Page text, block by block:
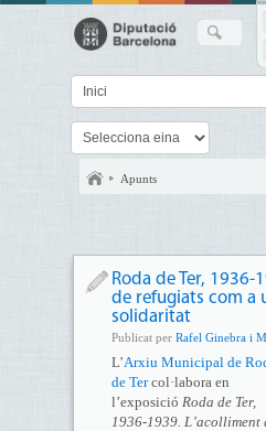
Apunts
Roda de Ter, 1936-
de refugiats com a
solidaritat
Publicat per Rafel Ginebra i
L’Arxiu Municipal de
de Tercol·labora en
l’exposició Roda de Ter,
1936-1939. L’acolliment